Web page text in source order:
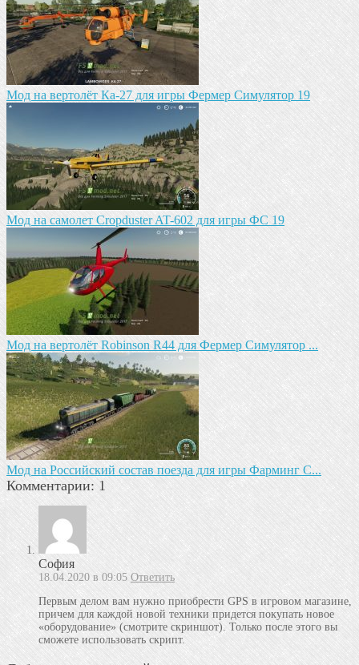
Мод на вертолёт Ка-27 для игры Фермер Симулятор 19
Мод на самолет Cropduster AT-602 для игры ФС 19
Мод на вертолёт Robinson R44 для Фермер Симулятор ...
Мод на Российский состав поезда для игры Фарминг С...
Комментарии: 1
София
18.04.2020 в 09:05 Ответить
Первым делом вам нужно приобрести GPS в игровом магазине,
причем для каждой новой техники придется покупать новое
«оборудование» (смотрите скриншот). Только после этого вы
сможете использовать скрипт.